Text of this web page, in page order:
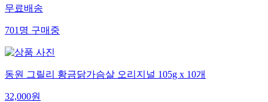
무료배송
701명구매중
동원 그릴리 황금닭가슴살 오리지널 105g x 10개
32,000원